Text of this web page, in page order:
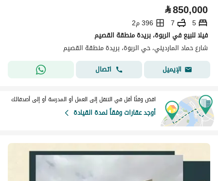
⃁850,000
5
7
396 م2
فيلا للبيع في الربوة، بريدة منطقة القصيم
شارع حماد المارديني، حي الربوة، بريدة منطقة القصيم
الإيميل
اتصال
اقض وقتًا أقل في التنقل إلى العمل أو المدرسة أو إلى أصدقائك
أوجد عقارات وفقاً لمدة القيادة